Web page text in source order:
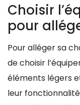
Choisir
pour
Pour alléger sa
de choisir
éléments légers
leur